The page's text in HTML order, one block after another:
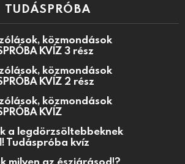
TUDÁSPRÓBA
közmondások
KVÍZ 3 rész
közmondások
KVÍZ 2 rész
közmondások
KVÍZ
a legdörzsöltebbeknek
Tudáspróba kvíz
milyen az észjárásod!?